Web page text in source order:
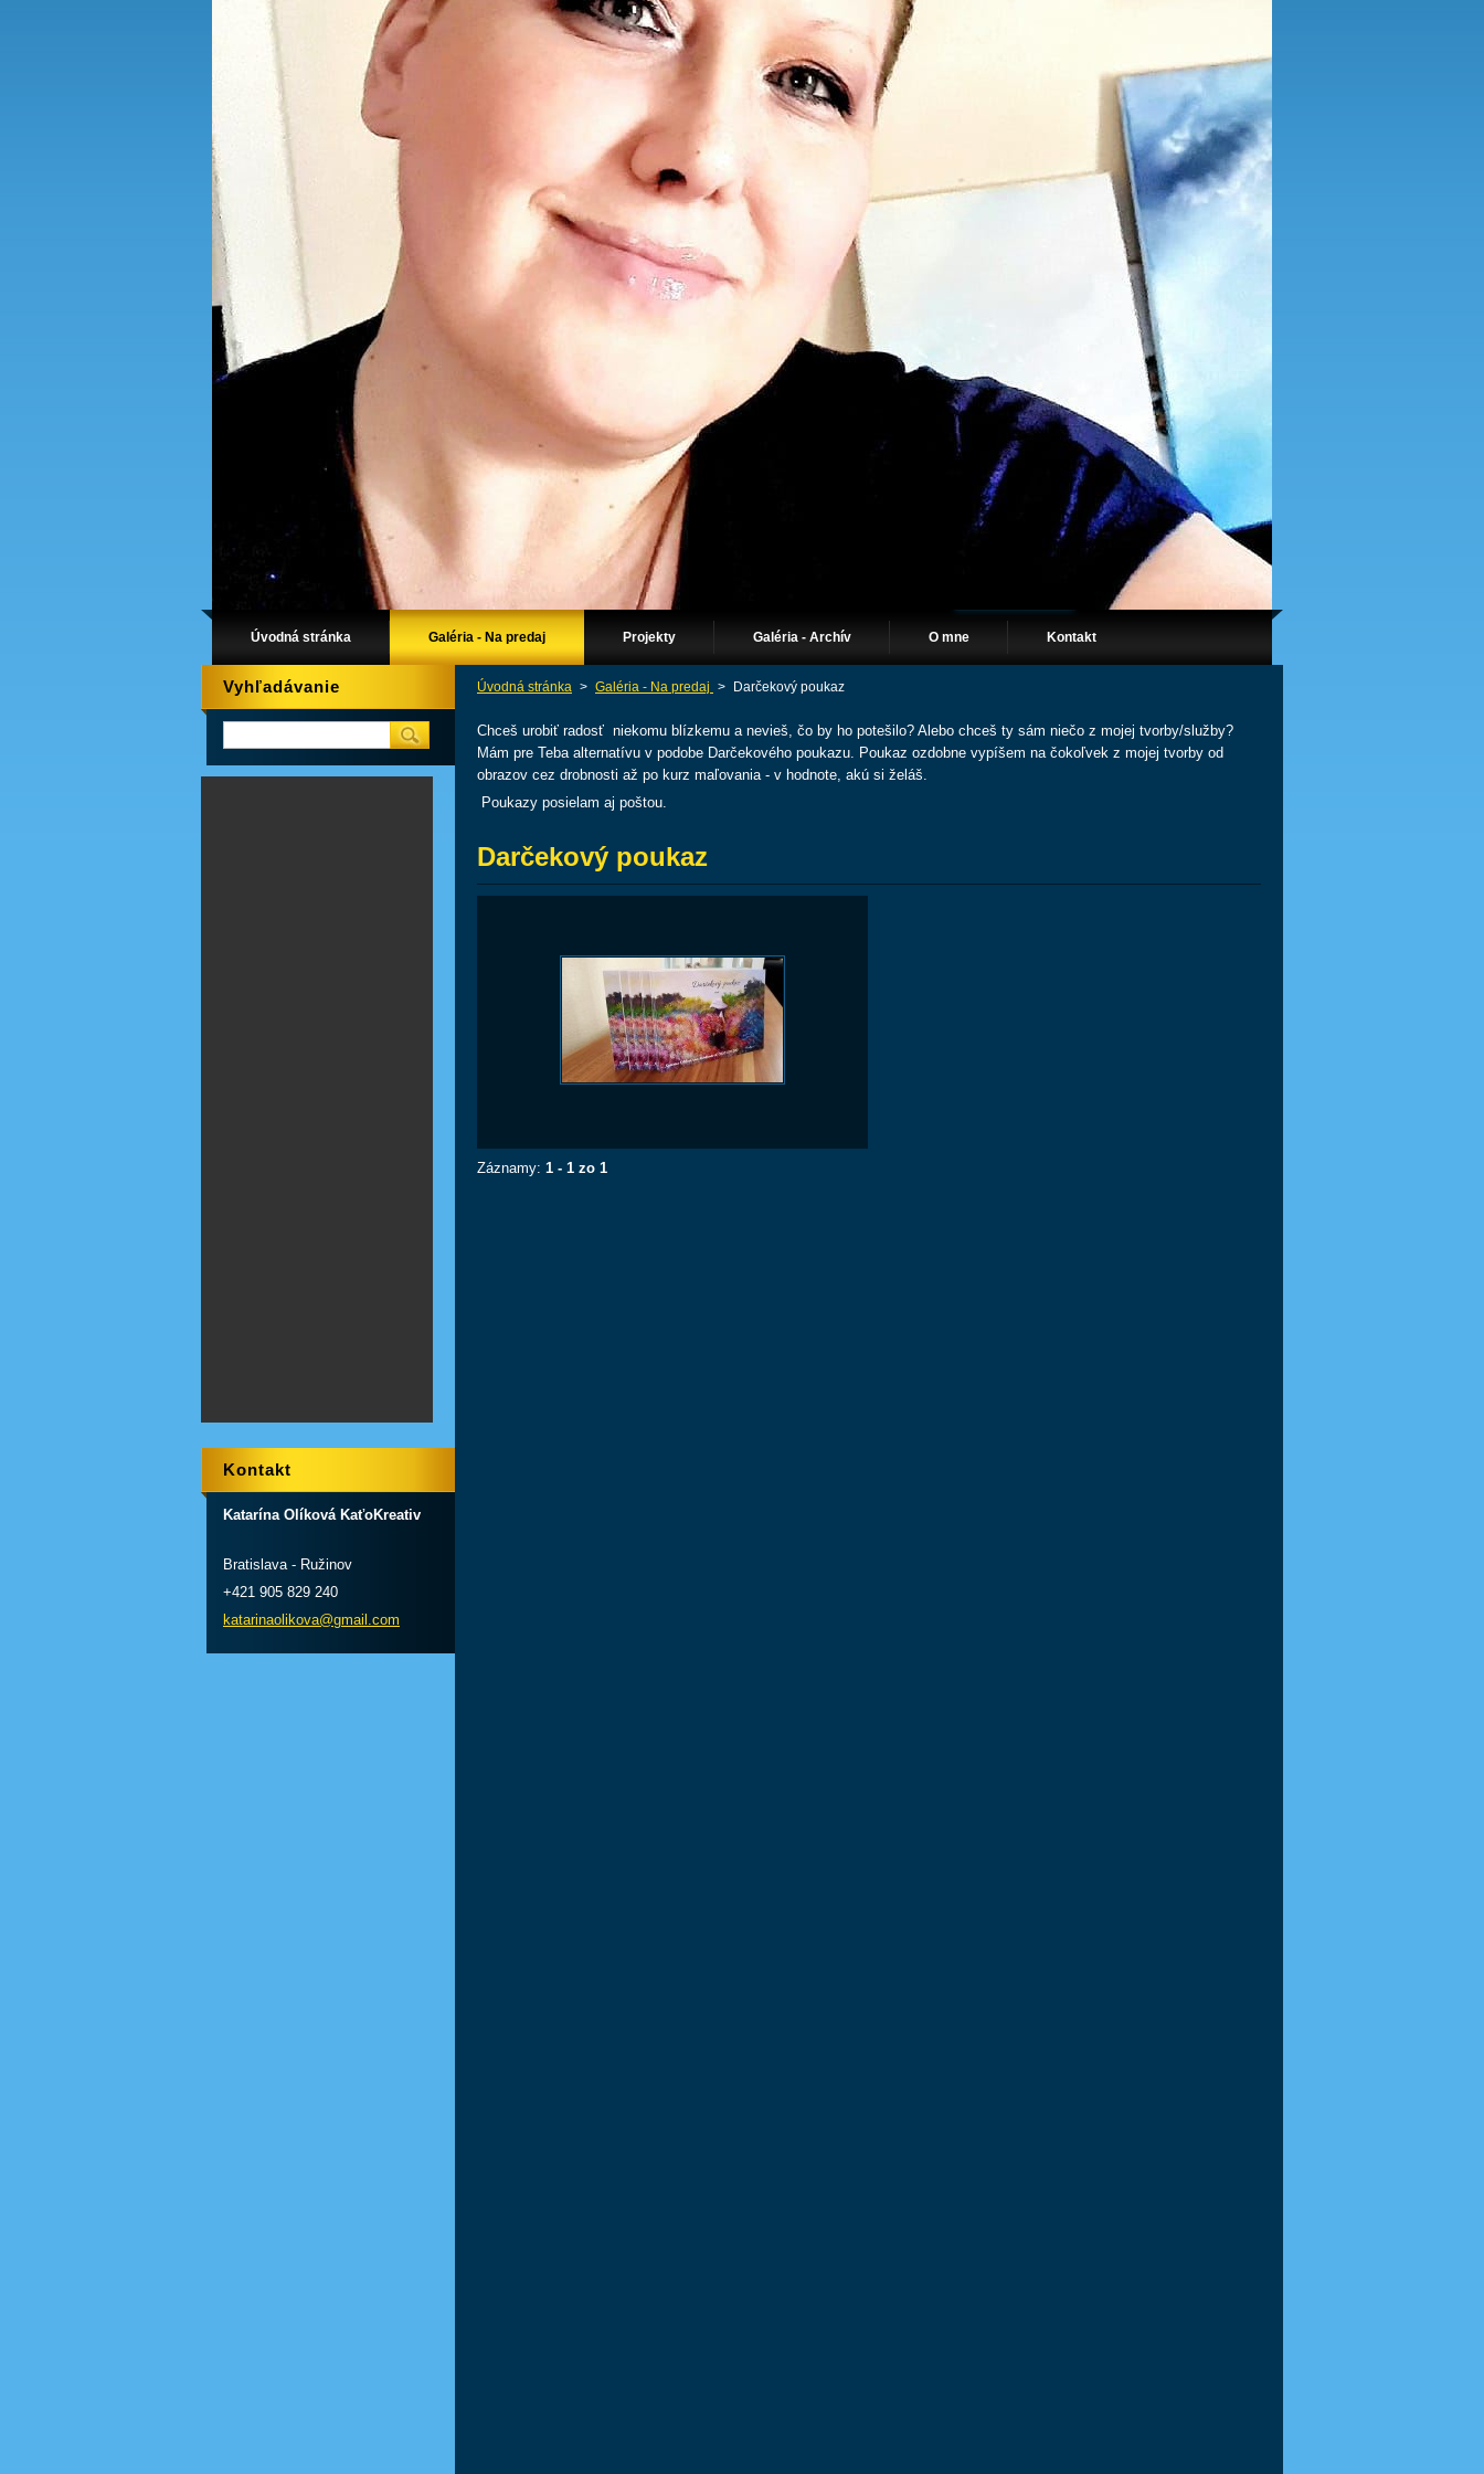
Úvodná stránka Galéria - Na predaj Projekty Galéria - Archív O mne Kontakt
Úvodná stránka > Galéria - Na predaj > Darčekový poukaz
Chceš urobiť radosť niekomu blízkemu a nevieš, čo by ho potešilo? Alebo chceš ty sám niečo z mojej tvorby/služby?
Mám pre Teba alternatívu v podobe Darčekového poukazu. Poukaz ozdobne vypíšem na čokoľvek z mojej tvorby od
obrazov cez drobnosti až po kurz maľovania - v hodnote, akú si želáš.
Poukazy posielam aj poštou.
Darčekový poukaz
Záznamy: 1 - 1 zo 1
Vyhľadávanie
Kontakt
Katarína Olíková KaťoKreativ
Bratislava - Ružinov
+421 905 829 240
katarinaolikova@gmail.com